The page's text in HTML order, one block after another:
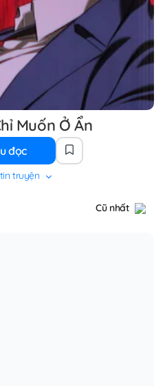
Muốn Ở Ẩn
đọc
truyện
Cũ nhất